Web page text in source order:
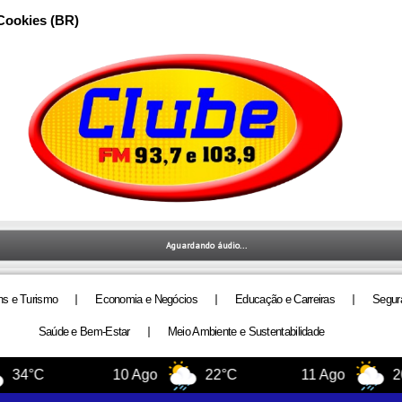
(BR)
e Turismo Economia e Negócios Educação e Carreiras
Saúde e Bem-Estar Meio Ambiente e Sustentabilidade
10 Ago 22°C 11 Ago 20°C